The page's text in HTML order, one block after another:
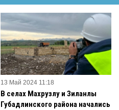
13 Май 2024 11:18
В селах Махрузлу и Зиланлы
Губадлинского района начались